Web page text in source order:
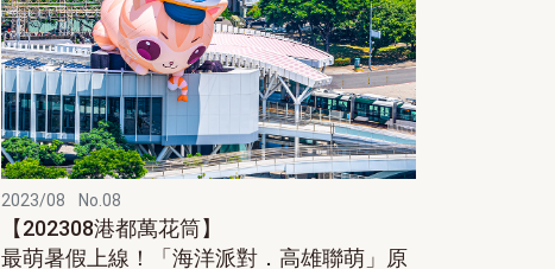
2023/08 No.08
【202308港都萬花筒】
最萌暑假上線！「海洋派對．高雄聯萌」原